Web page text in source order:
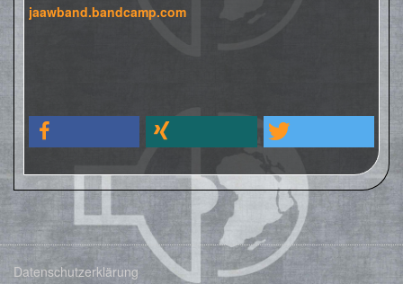
jaawband.bandcamp.com
Datenschutzerklärung